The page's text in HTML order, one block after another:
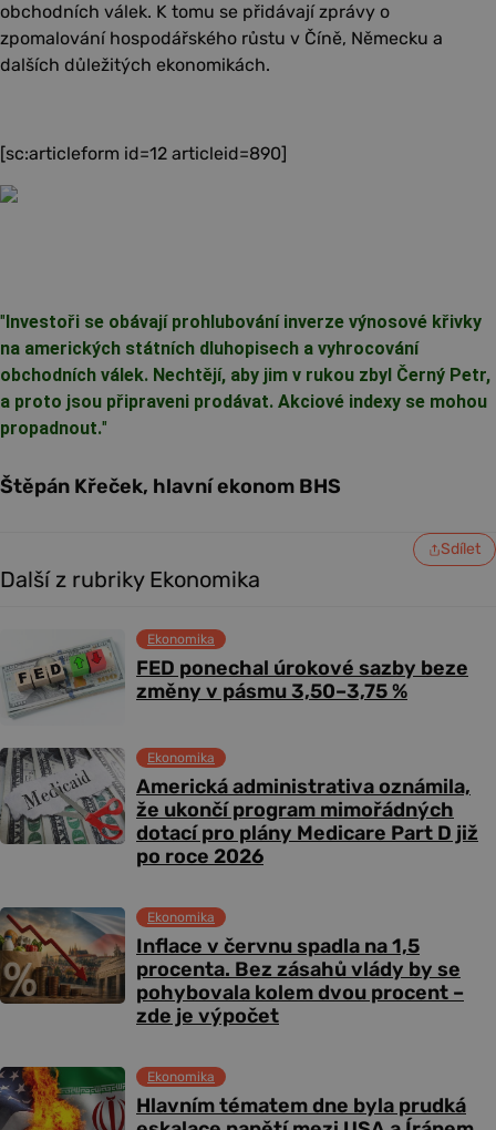
obchodních válek. K tomu se přidávají zprávy o
zpomalování hospodářského růstu v Číně, Německu a
dalších důležitých ekonomikách.
[sc:articleform id=12 articleid=890]
" Investoři se obávají prohlubování inverze výnosové křivky
na amerických státních dluhopisech a vyhrocování
obchodních válek. Nechtějí, aby jim v rukou zbyl Černý Petr,
a proto jsou připraveni prodávat. Akciové indexy se mohou
propadnout."
Štěpán Křeček, hlavní ekonom BHS
Sdílet
Další z rubriky Ekonomika
FED ponechal úrokové sazby beze
změny v pásmu 3,50–3,75 %
Ekonomika
Americká administrativa oznámila,
že ukončí program mimořádných
dotací pro plány Medicare Part D již
po roce 2026
Ekonomika
Inflace v červnu spadla na 1,5
procenta. Bez zásahů vlády by se
pohybovala kolem dvou procent –
zde je výpočet
Ekonomika
Hlavním tématem dne byla prudká
Ekonomika